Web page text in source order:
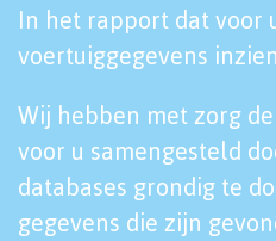
In het rapport dat voor
voertuiggegevens
Wij hebben met zorg
voor u samengesteld
databases grondig te
gegevens die zijn